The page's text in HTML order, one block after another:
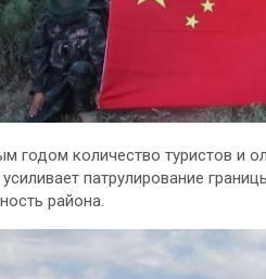
годом количество туристов и
усиливает патрулирование
района.